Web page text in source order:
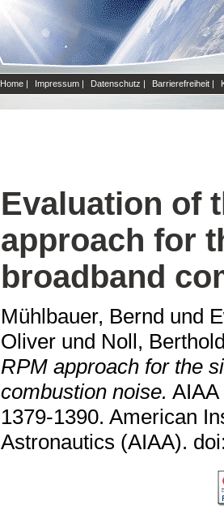
Home | Impressum | Datenschutz | Barrierefreiheit |
Evaluation of
approach for
broadband
Mühlbauer, Bernd und
Oliver und Noll,
RPM approach for the
combustion noise.
1379-1390. American
Astronautics (AIAA).